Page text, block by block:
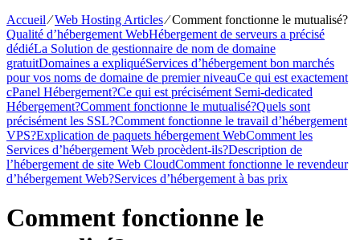
Accueil⁄Web Hosting Articles⁄Comment fonctionne le mutualisé?
Qualité d’hébergement WebHébergement de serveurs a précisé
dédiéLa Solution de gestionnaire de nom de domaine
gratuitDomaines a expliquéServices d’hébergement bon marchés
pour vos noms de domaine de premier niveauCe qui est exactement
cPanel Hébergement?Ce qui est précisément Semi-dedicated
Hébergement?Comment fonctionne le mutualisé?Quels sont
précisément les SSL?Comment fonctionne le travail d’hébergement
VPS?Explication de paquets hébergement WebComment les
Services d’hébergement Web procèdent-ils?Description de
l’hébergement de site Web CloudComment fonctionne le revendeur
d’hébergement Web?Services d’hébergement à bas prix
Comment fonctionne le